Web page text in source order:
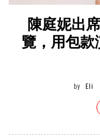
陳庭妮出
覽，用包款
by Eli